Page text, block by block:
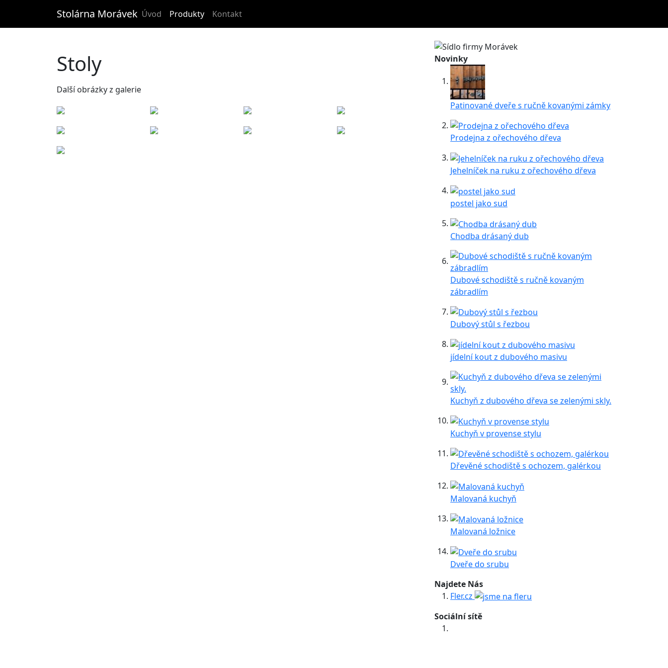
Stolárna Morávek Úvod Produkty Kontakt
Stoly
Další obrázky z galerie
Novinky
Patinované dveře s ručně kovanými zámky
Prodejna z ořechového dřeva
Jehelníček na ruku z ořechového dřeva
postel jako sud
Chodba drásaný dub
Dubové schodiště s ručně kovaným
zábradlím
Dubový stůl s řezbou
jídelní kout z dubového masivu
Kuchyň z dubového dřeva se zelenými skly.
Kuchyň v provense stylu
Dřevěné schodiště s ochozem, galérkou
Malovaná kuchyň
Malovaná ložnice
Dveře do srubu
Najdete Nás
Fler.cz
Sociální sítě